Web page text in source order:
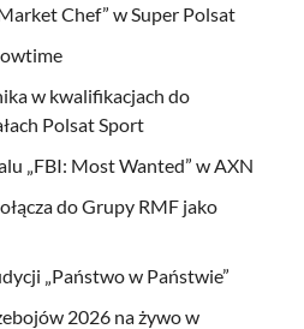
Chef” w Super Polsat
w kwalifikacjach do
Polsat Sport
„FBI: Most Wanted” w AXN
do Grupy RMF jako
„Państwo w Państwie”
2026 na żywo w